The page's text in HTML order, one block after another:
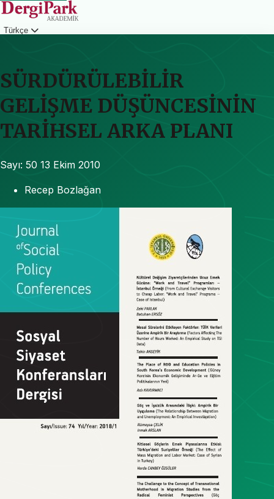
Türkçe
SÜRDÜRÜLEBİLİR
GELİŞME DÜŞÜNCESİNİN
TARİHSEL ARKA PLANI
Sayı: 50 13 Ekim 2010
Recep Bozlağan